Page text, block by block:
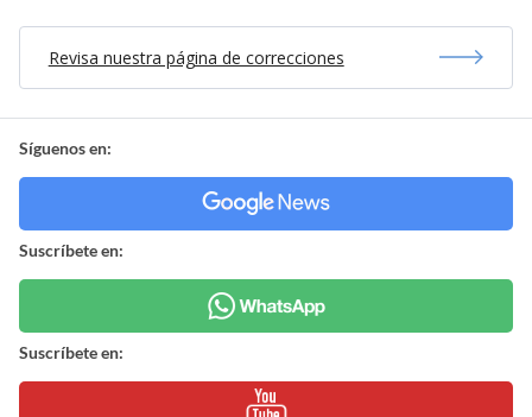
Revisa nuestra página de correcciones
Síguenos en:
Suscríbete en:
Suscríbete en: